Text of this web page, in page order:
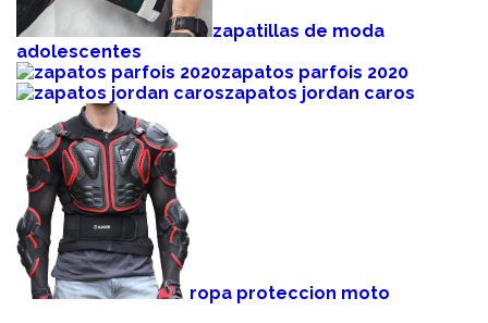
zapatillas de moda
adolescentes
zapatos parfois 2020
zapatos jordan caros
ropa proteccion moto